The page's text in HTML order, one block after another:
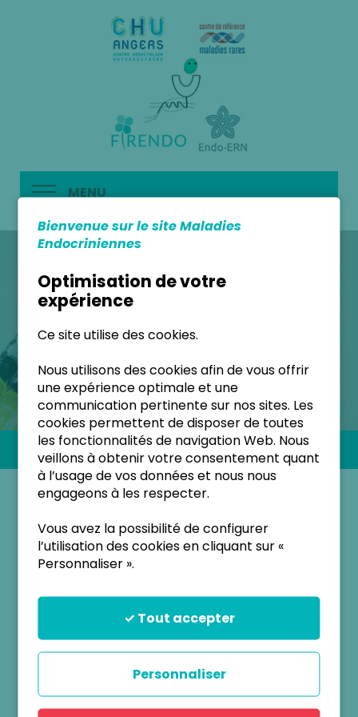
MENU
AUTRES
PATHOLOGIES
Accueil Pathologies Autres pathologies
Autres pathologies prises en
charge conjointes avec
d’autres centres
Résistance aux androgènes
Hyperplasie des surrénales
Syndrome de Turner
Panhypopituitarismes congénitaux
Craniopharyngiomes
Bienvenue sur le site Maladies
Endocriniennes
Optimisation de votre
expérience
Ce site utilise des cookies.
Nous utilisons des cookies afin de vous offrir
une expérience optimale et une
communication pertinente sur nos sites. Les
cookies permettent de disposer de toutes
les fonctionnalités de navigation Web. Nous
veillons à obtenir votre consentement quant
à l’usage de vos données et nous nous
engageons à les respecter.
Vous avez la possibilité de configurer
l’utilisation des cookies en cliquant sur «
Personnaliser ».
✓ Tout accepter
Personnaliser